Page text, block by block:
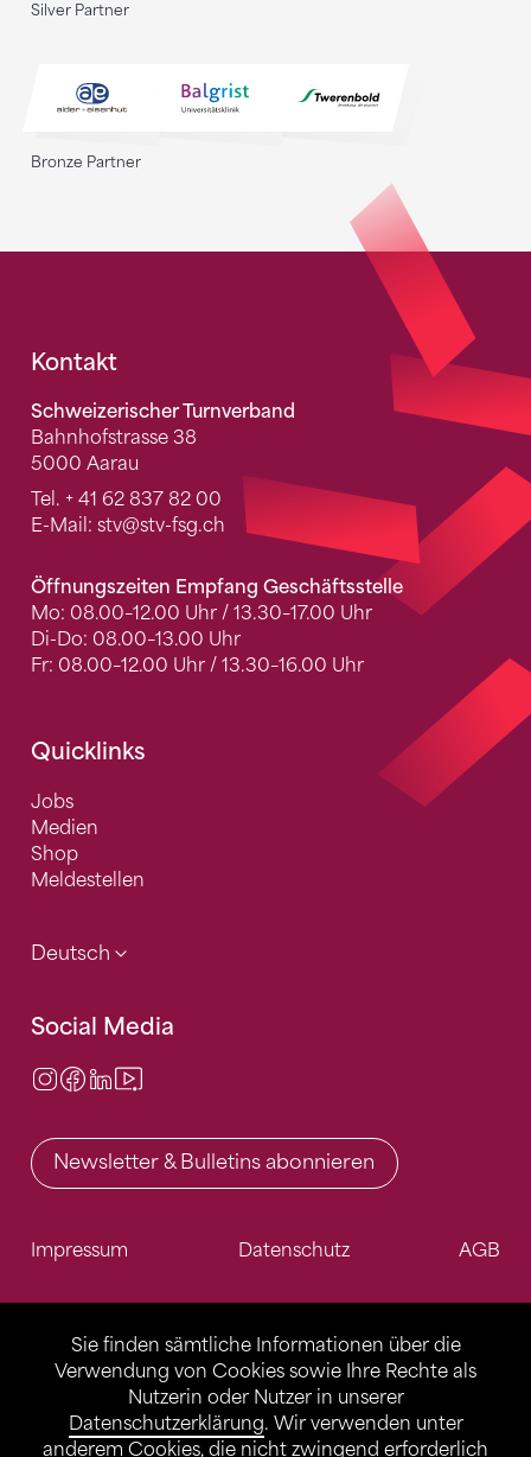
Sie finden sämtliche Informationen über die
Verwendung von Cookies sowie Ihre Rechte als
Nutzerin oder Nutzer in unserer
Datenschutzerklärung. Wir verwenden unter
anderem Cookies, die nicht zwingend erforderlich
Silver Partner
Bronze Partner
Fusszeile
Kontakt
Schweizerischer Turnverband
Bahnhofstrasse 38
5000 Aarau
Tel. + 41 62 837 82 00
E-Mail: stv@stv-fsg.ch
Öffnungszeiten Empfang Geschäftsstelle
Mo: 08.00–12.00 Uhr / 13.30–17.00 Uhr
Di-Do: 08.00–13.00 Uhr
Fr: 08.00–12.00 Uhr / 13.30–16.00 Uhr
Quicklinks
Jobs
Medien
Shop
Meldestellen
Deutsch
Social Media
Instagram
Facebook
LinkedIn
Newsletter & Bulletins abonnieren
Impressum Datenschutz AGB